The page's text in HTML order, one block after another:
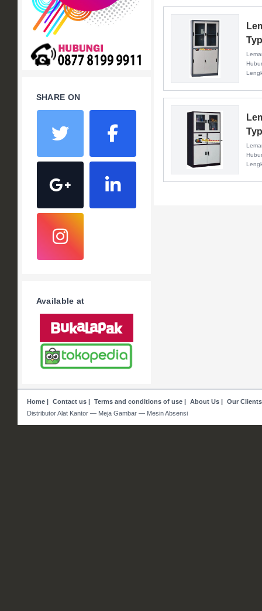
+ Springbed
White Board / Papan Tulis
SHARE ON
Available at
Home| Contact us| Terms and conditions of use| About Us| Our Clients
Distributor Alat Kantor — Meja Gambar — Mesin Absensi